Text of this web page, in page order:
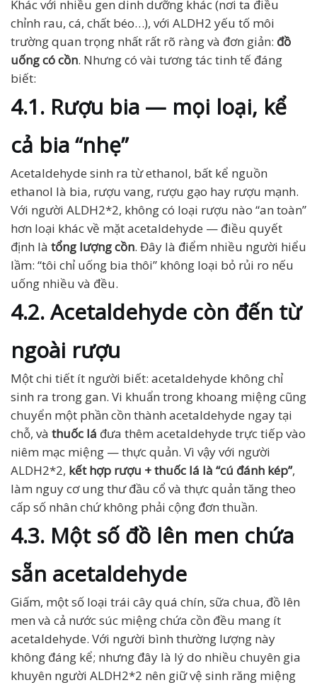
Khác với nhiều gen dinh dưỡng khác (nơi ta điều
chỉnh rau, cá, chất béo…), với ALDH2 yếu tố môi
trường quan trọng nhất rất rõ ràng và đơn giản: đồ
uống có cồn. Nhưng có vài tương tác tinh tế đáng
biết:
4.1. Rượu bia — mọi loại, kể
cả bia “nhẹ”
Acetaldehyde sinh ra từ ethanol, bất kể nguồn
ethanol là bia, rượu vang, rượu gạo hay rượu mạnh.
Với người ALDH2*2, không có loại rượu nào “an toàn”
hơn loại khác về mặt acetaldehyde — điều quyết
định là tổng lượng cồn. Đây là điểm nhiều người hiểu
lầm: “tôi chỉ uống bia thôi” không loại bỏ rủi ro nếu
uống nhiều và đều.
4.2. Acetaldehyde còn đến từ
ngoài rượu
Một chi tiết ít người biết: acetaldehyde không chỉ
sinh ra trong gan. Vi khuẩn trong khoang miệng cũng
chuyển một phần cồn thành acetaldehyde ngay tại
chỗ, và thuốc lá đưa thêm acetaldehyde trực tiếp vào
niêm mạc miệng — thực quản. Vì vậy với người
ALDH2*2, kết hợp rượu + thuốc lá là “cú đánh kép”,
làm nguy cơ ung thư đầu cổ và thực quản tăng theo
cấp số nhân chứ không phải cộng đơn thuần.
4.3. Một số đồ lên men chứa
sẵn acetaldehyde
Giấm, một số loại trái cây quá chín, sữa chua, đồ lên
men và cả nước súc miệng chứa cồn đều mang ít
acetaldehyde. Với người bình thường lượng này
không đáng kể; nhưng đây là lý do nhiều chuyên gia
khuyên người ALDH2*2 nên giữ vệ sinh răng miệng